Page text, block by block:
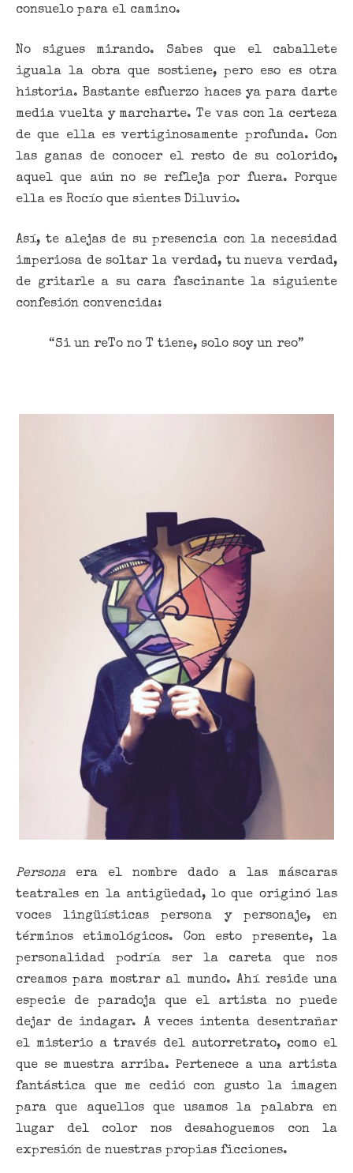
consuelo para el camino.
No sigues mirando. Sabes que el caballete
iguala la obra que sostiene, pero eso es otra
historia. Bastante esfuerzo haces ya para darte
media vuelta y marcharte. Te vas con la certeza
de que ella es vertiginosamente profunda. Con
las ganas de conocer el resto de su colorido,
aquel que aún no se refleja por fuera. Porque
ella es Rocío que sientes Diluvio.
Así, te alejas de su presencia con la necesidad
imperiosa de soltar la verdad, tu nueva verdad,
de gritarle a su cara fascinante la siguiente
confesión convencida:
“Si un reTo no T tiene, solo soy un reo”
Personaera el nombre dado a las máscaras
teatrales en la antigüedad, lo que originó las
voces lingüísticas persona y personaje, en
términos etimológicos. Con esto presente, la
personalidad podría ser la careta que nos
creamos para mostrar al mundo. Ahí reside una
especie de paradoja que el artista no puede
dejar de indagar. A veces intenta desentrañar
el misterio a través del autorretrato, como el
que se muestra arriba. Pertenece a una artista
fantástica que me cedió con gusto la imagen
para que aquellos que usamos la palabra en
lugar del color nos desahoguemos con la
expresión de nuestras propias ficciones.